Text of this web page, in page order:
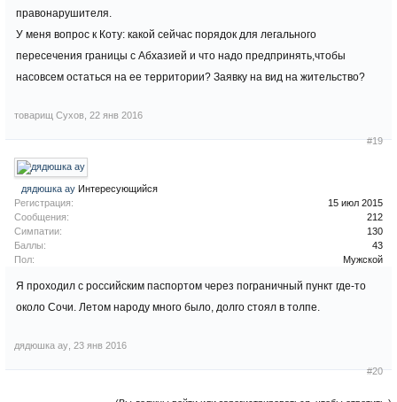
правонарушителя.
У меня вопрос к Коту: какой сейчас порядок для легального
пересечения границы с Абхазией и что надо предпринять,чтобы
насовсем остаться на ее территории? Заявку на вид на жительство?
товарищ Сухов 22 янв 2016
#19
дядюшка ау Интересующийся
Регистрация:
15 июл 2015
Сообщения:
212
Симпатии:
130
Баллы:
43
Пол:
Мужской
Я проходил с российским паспортом через пограничный пункт где-то
около Сочи. Летом народу много было, долго стоял в толпе.
дядюшка ау 23 янв 2016
#20